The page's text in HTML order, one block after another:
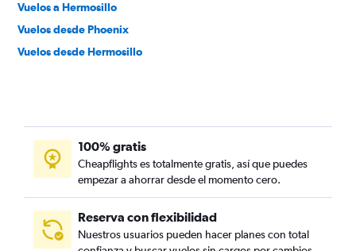
Vuelos a Hermosillo
Vuelos desde Phoenix
Vuelos desde Hermosillo
100% gratis
Cheapflights es totalmente gratis, así que puedes
empezar a ahorrar desde el momento cero.
Reserva con flexibilidad
Nuestros usuarios pueden hacer planes con total